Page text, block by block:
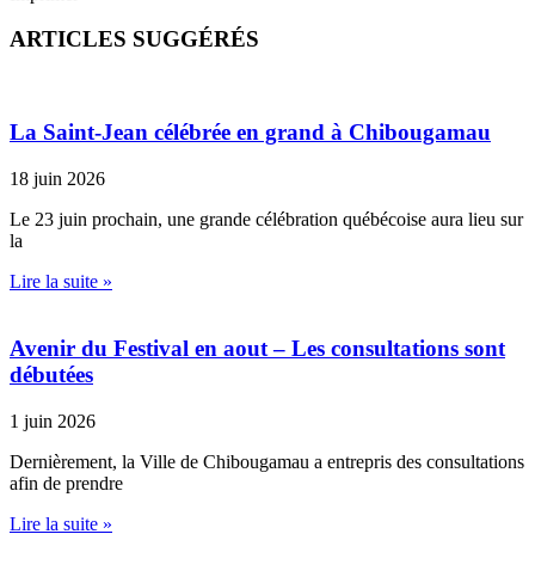
ARTICLES SUGGÉRÉS
La Saint-Jean célébrée en grand à Chibougamau
18 juin 2026
Le 23 juin prochain, une grande célébration québécoise aura lieu sur
la
Lire la suite »
Avenir du Festival en aout – Les consultations sont
débutées
1 juin 2026
Dernièrement, la Ville de Chibougamau a entrepris des consultations
afin de prendre
Lire la suite »